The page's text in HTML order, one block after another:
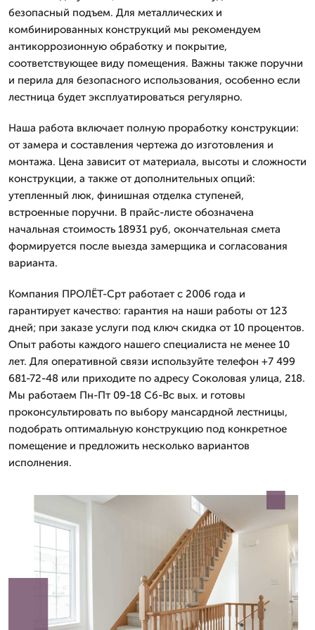
безопасный подъем. Для металлических и
комбинированных конструкций мы рекомендуем
антикоррозионную обработку и покрытие,
соответствующее виду помещения. Важны также поручни
и перила для безопасного использования, особенно если
лестница будет эксплуатироваться регулярно.
Наша работа включает полную проработку конструкции:
от замера и составления чертежа до изготовления и
монтажа. Цена зависит от материала, высоты и сложности
конструкции, а также от дополнительных опций:
утепленный люк, финишная отделка ступеней,
встроенные поручни. В прайс-листе обозначена
начальная стоимость 18931 руб, окончательная смета
формируется после выезда замерщика и согласования
варианта.
Компания ПРОЛЁТ-Срт работает с 2006 года и
гарантирует качество: гарантия на наши работы от 123
дней; при заказе услуги под ключ скидка от 10 процентов.
Опыт работы каждого нашего специалиста не менее 10
лет. Для оперативной связи используйте телефон +7 499
681-72-48 или приходите по адресу Соколовая улица, 218.
Мы работаем Пн-Пт 09-18 Сб-Вс вых. и готовы
проконсультировать по выбору мансардной лестницы,
подобрать оптимальную конструкцию под конкретное
помещение и предложить несколько вариантов
исполнения.